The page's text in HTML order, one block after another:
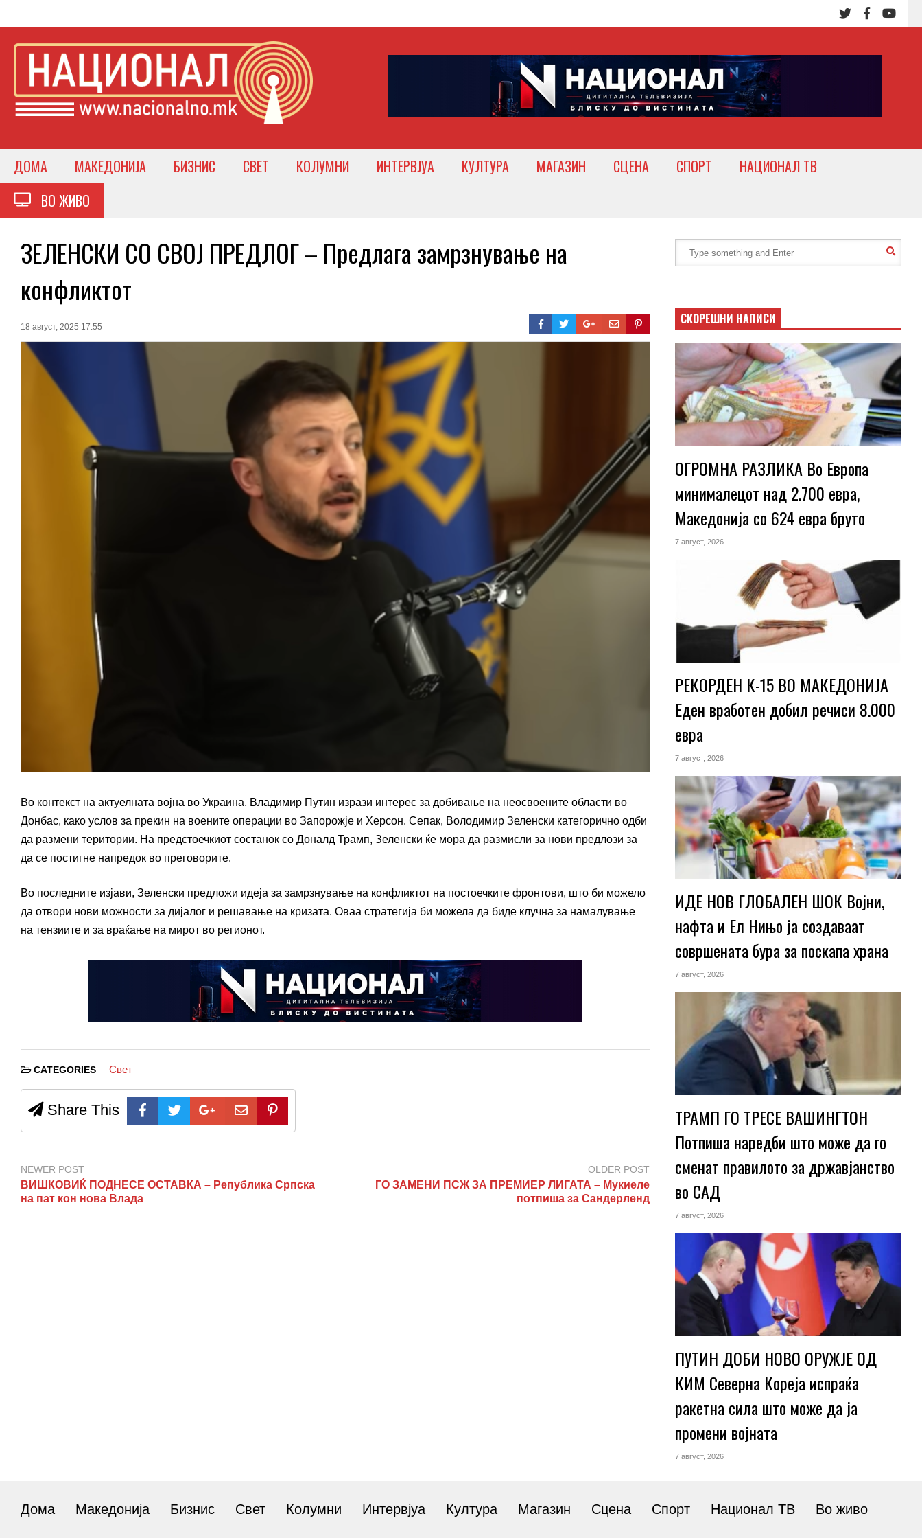
ДОМА МАКЕДОНИЈА БИЗНИС СВЕТ КОЛУМНИ ИНТЕРВЈУА КУЛТУРА МАГАЗИН СЦЕНА СПОРТ
НАЦИОНАЛ ТВ
ВО ЖИВО
ЗЕЛЕНСКИ СО СВОЈ ПРЕДЛОГ – Предлага замрзнување на
конфликтот
18 август, 2025 17:55
Во контекст на актуелната војна во Украина, Владимир Путин изрази интерес за добивање на неосвоените области во
Донбас, како услов за прекин на воените операции во Запорожје и Херсон. Сепак, Володимир Зеленски категорично одби
да размени територии. На предстоечкиот состанок со Доналд Трамп, Зеленски ќе мора да размисли за нови предлози за
да се постигне напредок во преговорите.
Во последните изјави, Зеленски предложи идеја за замрзнување на конфликтот на постоечките фронтови, што би можело
да отвори нови можности за дијалог и решавање на кризата. Оваа стратегија би можела да биде клучна за намалување
на тензиите и за враќање на мирот во регионот.
CATEGORIES Свет
Share This
NEWER POST
ВИШКОВИЌ ПОДНЕСЕ ОСТАВКА – Република Српска
на пат кон нова Влада
OLDER POST
ГО ЗАМЕНИ ПСЖ ЗА ПРЕМИЕР ЛИГАТА – Мукиеле
потпиша за Сандерленд
СКОРЕШНИ НАПИСИ
ОГРОМНА РАЗЛИКА Во Европа
минималецот над 2.700 евра,
Македонија со 624 евра бруто
7 август, 2026
РЕКОРДЕН К-15 ВО МАКЕДОНИЈА
Еден вработен добил речиси 8.000
евра
7 август, 2026
ИДЕ НОВ ГЛОБАЛЕН ШОК Војни,
нафта и Ел Нињо ја создаваат
совршената бура за поскапа храна
7 август, 2026
ТРАМП ГО ТРЕСЕ ВАШИНГТОН
Потпиша наредби што може да го
сменат правилото за државјанство
во САД
7 август, 2026
ПУТИН ДОБИ НОВО ОРУЖЈЕ ОД
КИМ Северна Кореја испраќа
ракетна сила што може да ја
промени војната
7 август, 2026
Дома Македонија Бизнис Свет Колумни Интервјуа Култура Магазин Сцена Спорт Национал ТВ Во живо